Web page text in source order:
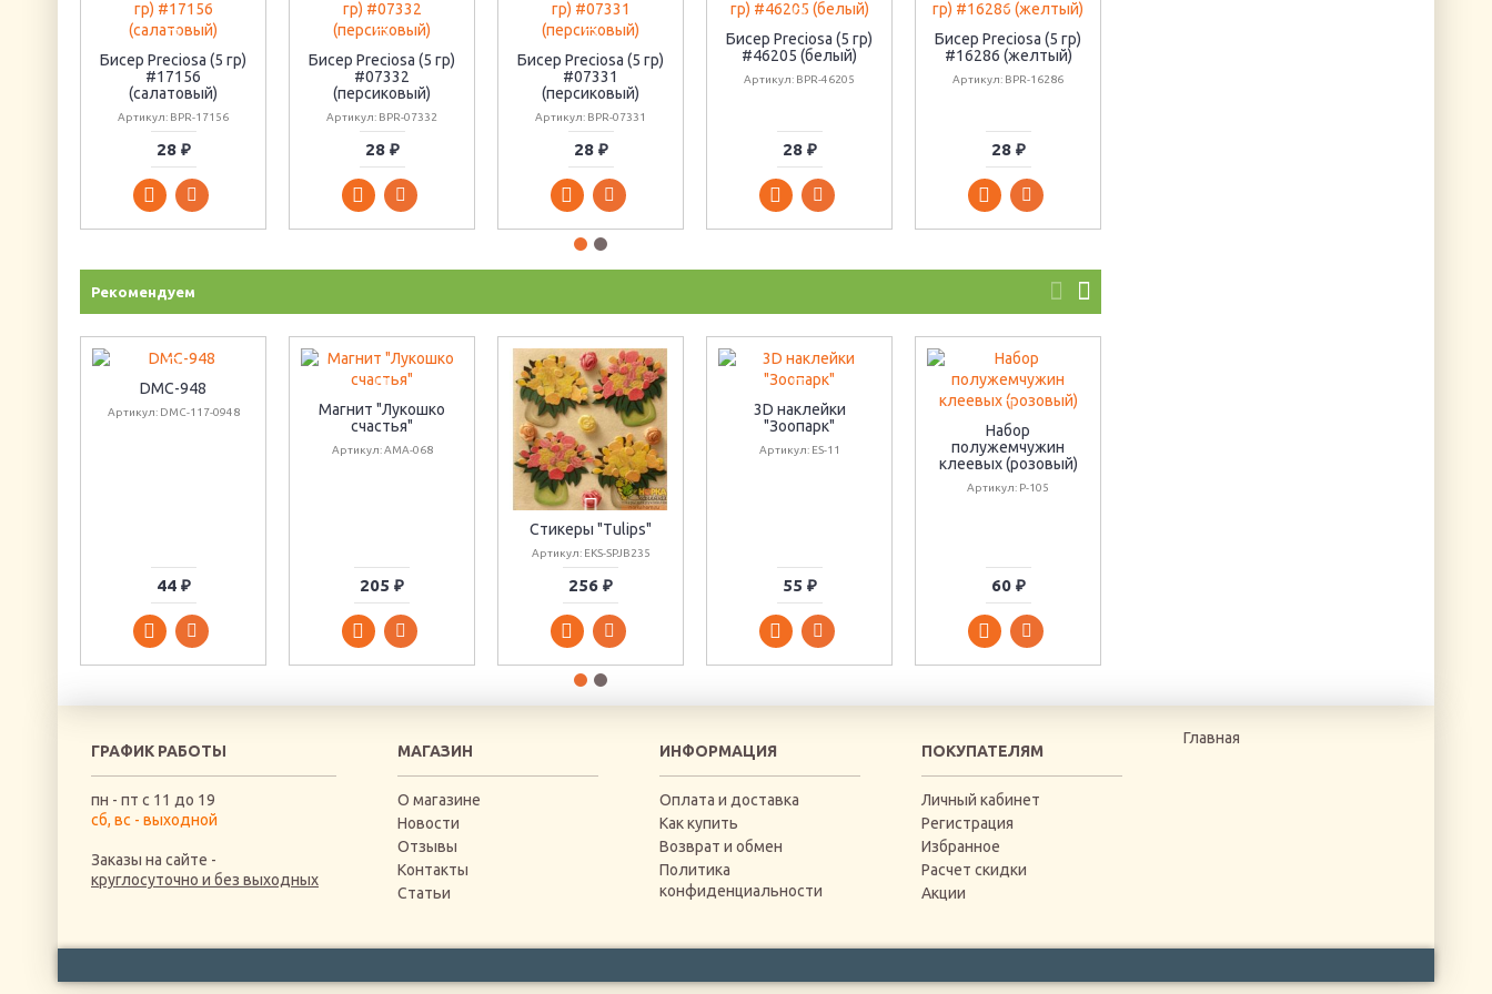
Бисер Preciosa (5 гр)
#17156
(салатовый)
Артикул: BPR-17156
28 ₽
Бисер Preciosa (5 гр)
#07332
(персиковый)
Артикул: BPR-07332
28 ₽
Бисер Preciosa (5 гр)
#07331
(персиковый)
Артикул: BPR-07331
28 ₽
Бисер Preciosa (5 гр)
#46205 (белый)
Артикул: BPR-46205
28 ₽
Бисер Preciosa (5 гр)
#16286 (желтый)
Артикул: BPR-16286
28 ₽
Рекомендуем
DMC-948
Артикул: DMC-117-0948
44 ₽
Магнит "Лукошко
счастья"
Артикул: АМА-068
205 ₽
Стикеры "Tulips"
Артикул: EKS-SPJB235
256 ₽
3D наклейки
"Зоопарк"
Артикул: ES-11
55 ₽
Набор
полужемчужин
клеевых (розовый)
Артикул: Р-105
60 ₽
ГРАФИК РАБОТЫ
пн - пт с 11 до 19
сб, вс - выходной
Заказы на сайте -
круглосуточно и без выходных
МАГАЗИН
О магазине
Новости
Отзывы
Контакты
Статьи
ИНФОРМАЦИЯ
Оплата и доставка
Как купить
Возврат и обмен
Политика
конфиденциальности
ПОКУПАТЕЛЯМ
Личный кабинет
Регистрация
Избранное
Расчет скидки
Акции
Главная